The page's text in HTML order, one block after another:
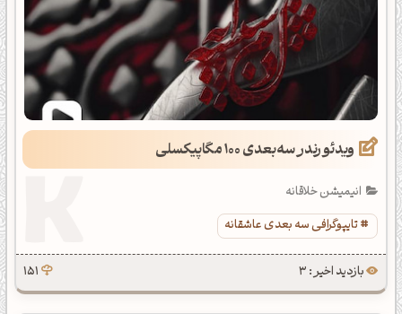
ویدئو رندر سه‌بعدی 100 مگاپیکسلی
انیمیشن خلاقانه
تایپوگرافی سه بعدی عاشقانه
بازدید اخیر : 3 151